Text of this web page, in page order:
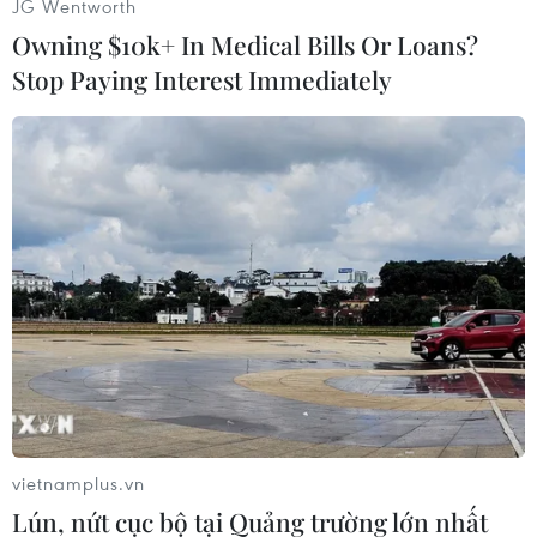
#Italy #Ghi nhớ #Vùng não
#Thùy "hạnh nhân"
Italy
JG Wentworth
Owning $10k+ In Medical Bills Or Loans?
Stop Paying Interest Immediately
vietnamplus.vn
Lún, nứt cục bộ tại Quảng trường lớn nhất